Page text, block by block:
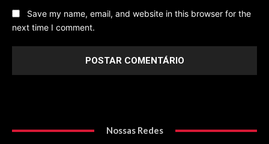
Save my name, email, and website in this browser for the
next time I comment.
Nossas Redes